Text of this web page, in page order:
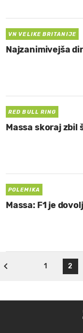
VN VELIKE BRITANIJE
Najzanimivejša
RED BULL RING
Massa skoraj zbil
POLEMIKA
Massa: F1 je
1 2